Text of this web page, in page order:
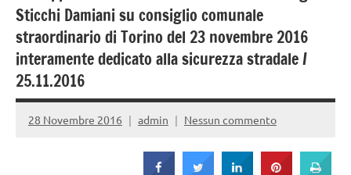
e
Vittime
della
Strada
Sticchi Damiani su consiglio comunale
straordinario di Torino del 23 novembre 2016
interamente dedicato alla sicurezza stradale /
25.11.2016
28 Novembre 2016 admin Nessun commento